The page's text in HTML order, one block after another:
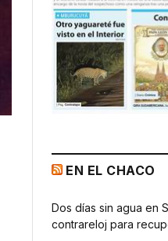
EN EL CHACO
Dos días sin agua en
contrareloj para